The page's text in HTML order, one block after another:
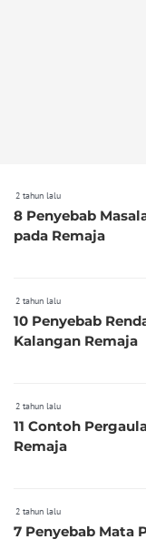
2 tahun lalu
8 Penyebab
pada Remaja
2 tahun lalu
10 Penyebab
Kalangan Remaja
2 tahun lalu
11 Contoh
Remaja
2 tahun lalu
7 Penyebab Mata